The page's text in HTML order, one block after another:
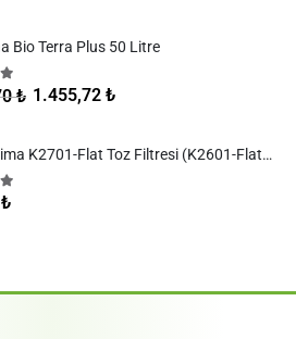
Bio Terra Plus 50 Litre
₺ 1.455,72 ₺
Prima Klima K2701-Flat Toz Filtresi (K2601-Flat Filtreler)
₺